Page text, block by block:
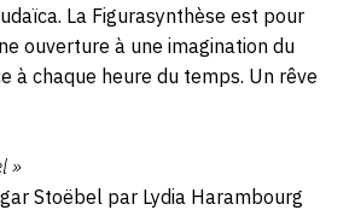
La Figurasynthèse est pour
ouverture à une imagination du
à chaque heure du temps. Un rêve
»
Stoëbel par Lydia Harambourg